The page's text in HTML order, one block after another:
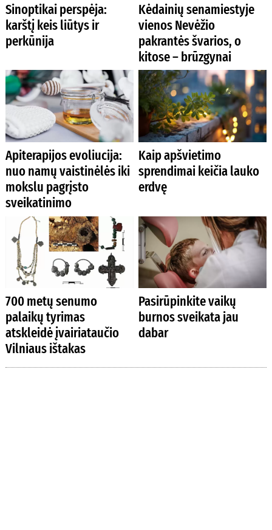
Sinoptikai perspėja:
karštį keis liūtys ir
perkūnija
Kėdainių senamiestyje
vienos Nevėžio
pakrantės švarios, o
kitose – brūzgynai
Apiterapijos evoliucija:
nuo namų vaistinėlės iki
mokslu pagrįsto
sveikatinimo
Kaip apšvietimo
sprendimai keičia lauko
erdvę
700 metų senumo
palaikų tyrimas
atskleidė įvairiataučio
Vilniaus ištakas
Pasirūpinkite vaikų
burnos sveikata jau
dabar